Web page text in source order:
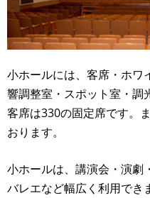
小ホールには、客席・ホワ
響調整室・スポット室・調
客席は330の固定席です。
おります。
小ホールは、講演会・演劇
バレエなど幅広く利用でき